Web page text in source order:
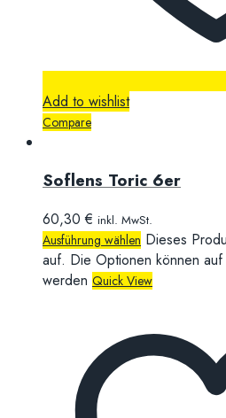
Add to wishlist
Compare
Soflens Toric 6er
60,30€ inkl. MwSt.
Ausführung wählen Dieses
auf. Die Optionen können
werden Quick View